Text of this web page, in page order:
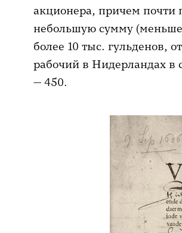
акционера, причем почти
небольшую сумму (меньше
более 10 тыс. гульденов,
рабочий в Нидерландах в
— 450.